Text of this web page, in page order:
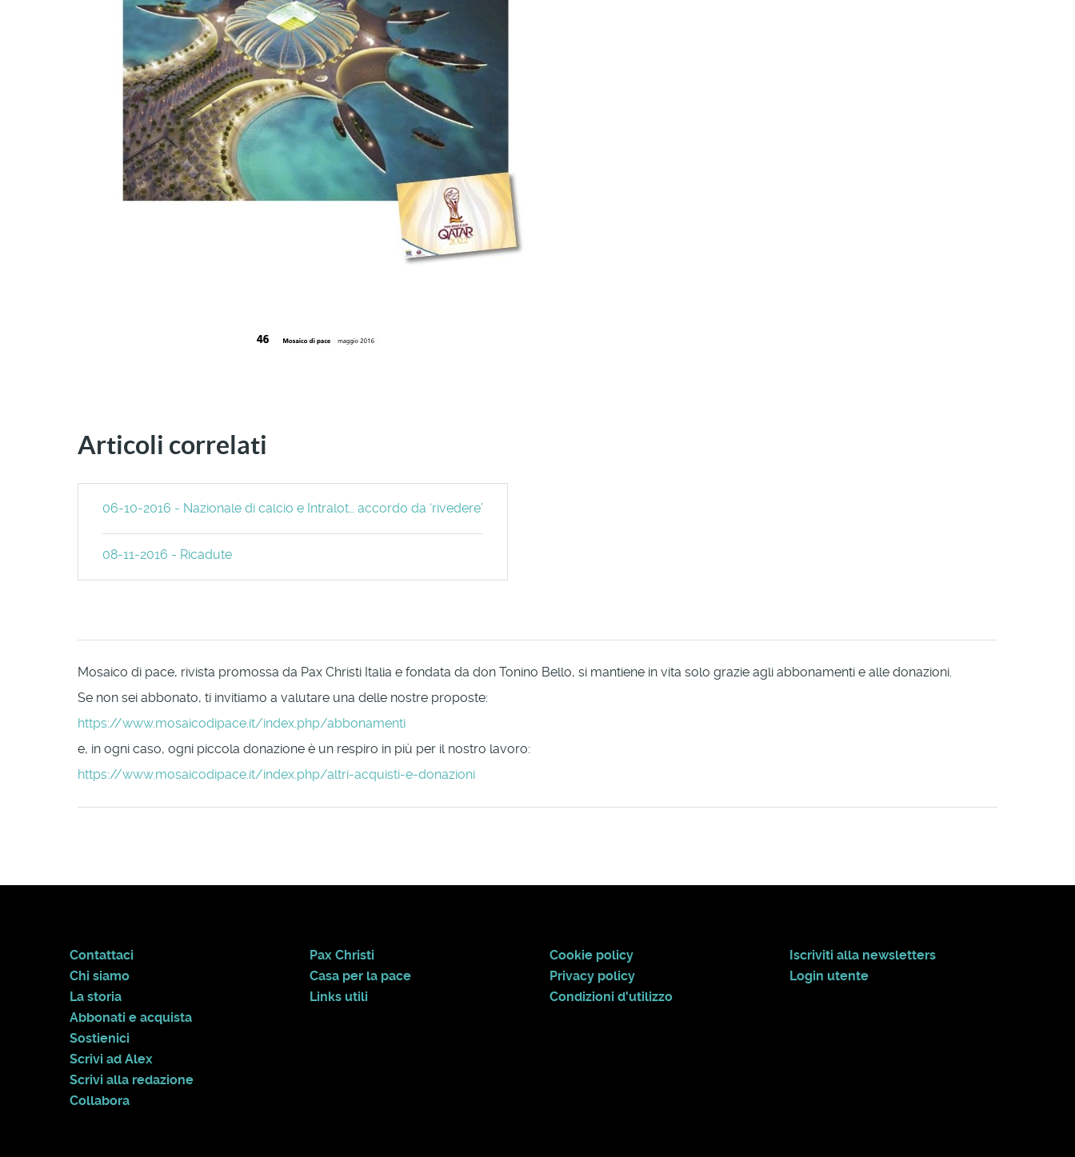
Articoli correlati
06-10-2016 - Nazionale di calcio e Intralot… accordo da ‘rivedere’
08-11-2016 - Ricadute
Mosaico di pace, rivista promossa da Pax Christi Italia e fondata da don Tonino Bello, si mantiene in vita solo grazie agli abbonamenti e alle donazioni.
Se non sei abbonato, ti invitiamo a valutare una delle nostre proposte:
https://www.mosaicodipace.it/index.php/abbonamenti
e, in ogni caso, ogni piccola donazione è un respiro in più per il nostro lavoro:
https://www.mosaicodipace.it/index.php/altri-acquisti-e-donazioni
Contattaci
Chi siamo
La storia
Abbonati e acquista
Sostienici
Scrivi ad Alex
Scrivi alla redazione
Collabora
Pax Christi
Casa per la pace
Links utili
Cookie policy
Privacy policy
Condizioni d'utilizzo
Iscriviti alla newsletters
Login utente